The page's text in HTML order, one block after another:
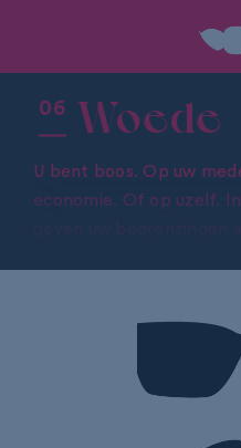
Woede
U bent boos. Op uw
economie. Of op uzelf.
ERVAART U OOK